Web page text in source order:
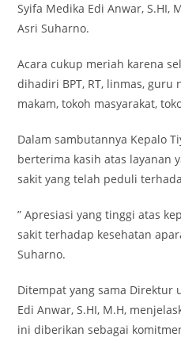
Syifa Medika Edi Anwar, S.HI,
Asri Suharno.
Acara cukup meriah karena
dihadiri BPT, RT, linmas,
makam, tokoh masyarakat,
Dalam sambutannya Kepalo
berterima kasih atas layanan
sakit yang telah peduli
” Apresiasi yang tinggi atas
sakit terhadap kesehatan
Suharno.
Ditempat yang sama Direktur
Edi Anwar, S.HI, M.H,
ini diberikan sebagai